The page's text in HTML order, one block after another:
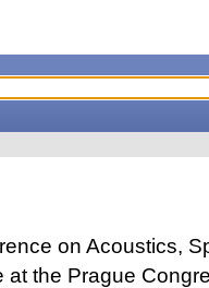
on Acoustics,
the Prague